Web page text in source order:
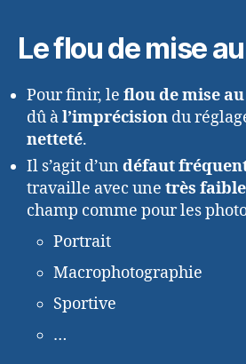
Le flou de mise
Pour finir, le flou de mise
dû àl’imprécision du
netteté.
Il s’agit d’un défaut
travaille avec une très faible
champ comme pour les
Portrait
Macrophotographie
Sportive
…